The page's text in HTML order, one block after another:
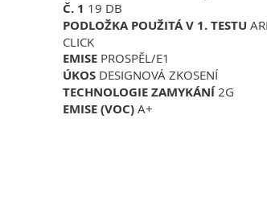
Č. 1 19 DB
PODLOŽKA POUŽITÁ V 1. TESTU
CLICK
EMISEPROSPĚL/E1
ÚKOSDESIGNOVÁ ZKOSENÍ
TECHNOLOGIE ZAMYKÁNÍ2G
EMISE (VOC)A+